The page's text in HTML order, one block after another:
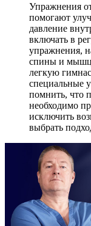
Упражнения
помогают
давление
включать в
упражнения,
спины и мышц
легкую
специальные
помнить, что
необходимо
исключить
выбрать